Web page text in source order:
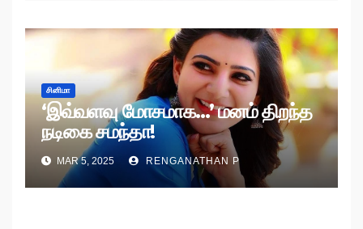
சினிமா
‘இவ்வளவு மோசமாக…’ மனம் திறந்த
நடிகை சமந்தா!
MAR 5, 2025 RENGANATHAN P